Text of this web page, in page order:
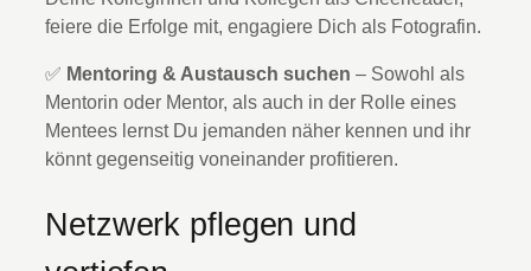
feiere die Erfolge mit, engagiere Dich als Fotografin.
✅ Mentoring & Austausch suchen – Sowohl als
Mentorin oder Mentor, als auch in der Rolle eines
Mentees lernst Du jemanden näher kennen und ihr
könnt gegenseitig voneinander profitieren.
Netzwerk pflegen und